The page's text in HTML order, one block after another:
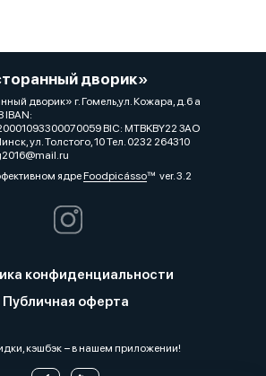
дворик»
дворик» г. Гомель,ул. Кожара, д.6 а
IBAN:
BIC: MTBKBY22 ЗАО
ул. Толстого, 10 Тел. 0232 264310
ядреFoodpicássover. 3.2
конфиденциальности
Публичная оферта
кэшбэк − в нашем приложении!